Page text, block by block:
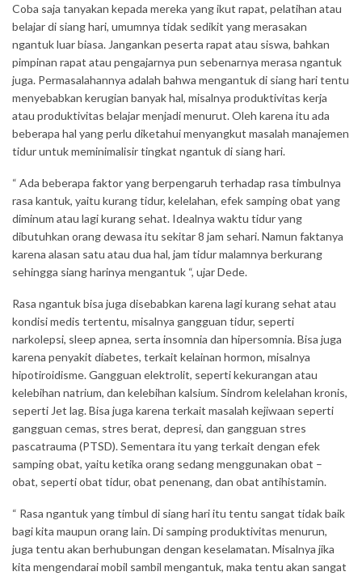
Coba saja tanyakan kepada mereka yang ikut rapat, pelatihan atau
belajar di siang hari, umumnya tidak sedikit yang merasakan
ngantuk luar biasa. Jangankan peserta rapat atau siswa, bahkan
pimpinan rapat atau pengajarnya pun sebenarnya merasa ngantuk
juga. Permasalahannya adalah bahwa mengantuk di siang hari tentu
menyebabkan kerugian banyak hal, misalnya produktivitas kerja
atau produktivitas belajar menjadi menurut. Oleh karena itu ada
beberapa hal yang perlu diketahui menyangkut masalah manajemen
tidur untuk meminimalisir tingkat ngantuk di siang hari.
“ Ada beberapa faktor yang berpengaruh terhadap rasa timbulnya
rasa kantuk, yaitu kurang tidur, kelelahan, efek samping obat yang
diminum atau lagi kurang sehat. Idealnya waktu tidur yang
dibutuhkan orang dewasa itu sekitar 8 jam sehari. Namun faktanya
karena alasan satu atau dua hal, jam tidur malamnya berkurang
sehingga siang harinya mengantuk “, ujar Dede.
Rasa ngantuk bisa juga disebabkan karena lagi kurang sehat atau
kondisi medis tertentu, misalnya gangguan tidur, seperti
narkolepsi, sleep apnea, serta insomnia dan hipersomnia. Bisa juga
karena penyakit diabetes, terkait kelainan hormon, misalnya
hipotiroidisme. Gangguan elektrolit, seperti kekurangan atau
kelebihan natrium, dan kelebihan kalsium. Sindrom kelelahan kronis,
seperti Jet lag. Bisa juga karena terkait masalah kejiwaan seperti
gangguan cemas, stres berat, depresi, dan gangguan stres
pascatrauma (PTSD). Sementara itu yang terkait dengan efek
samping obat, yaitu ketika orang sedang menggunakan obat –
obat, seperti obat tidur, obat penenang, dan obat antihistamin.
“ Rasa ngantuk yang timbul di siang hari itu tentu sangat tidak baik
bagi kita maupun orang lain. Di samping produktivitas menurun,
juga tentu akan berhubungan dengan keselamatan. Misalnya jika
kita mengendarai mobil sambil mengantuk, maka tentu akan sangat